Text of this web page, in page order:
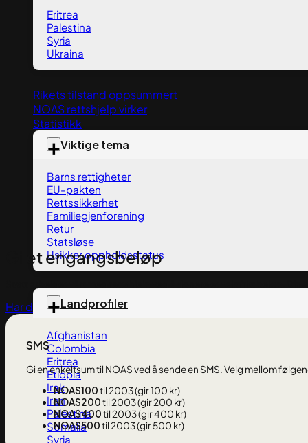
Eritrea
Palestina
Syria
Ukraina
Rikets tilstand oppsummert
NOAS rettshjelp virker
Statistikk
Viktige tema
Barns rettigheter
EU-pakten
Rettssikkerhet
Familiegjenforening
Retur
Statsløse
Usikker oppholdsstatus
Landprofiler
Afghanistan
Colombia
Eritrea
Etiopia
Irak
Iran
Palestina
Somalia
Syria
Gi et engangsbeløp
Har du spørsmål om rettshjelp?
SMS
Gi en enkeltsum til NOAS ved å sende en SMS. Velg mellom
NOAS100til 2003 (gir 100 kr)
NOAS200til 2003 (gir 200 kr)
NOAS400til 2003 (gir 400 kr)
NOAS500til 2003 (gir 500 kr)